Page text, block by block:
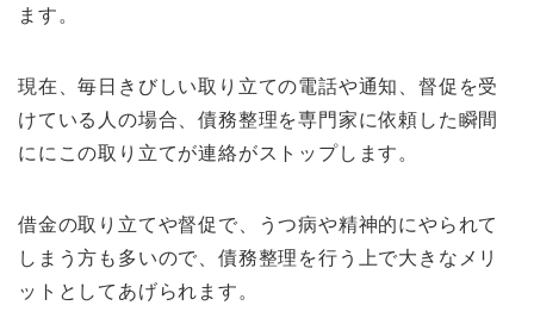
ます。
現在、毎日きびしい取り立ての電話や通知、督促を受
けている人の場合、債務整理を専門家に依頼した瞬間
ににこの取り立てが連絡がストップします。
借金の取り立てや督促で、うつ病や精神的にやられて
しまう方も多いので、債務整理を行う上で大きなメリ
ットとしてあげられます。